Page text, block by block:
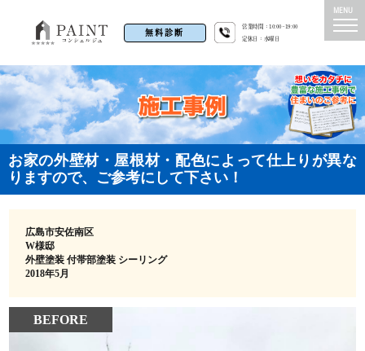
無料診断
営業時間：10:00~19:00
定休日：水曜日
お家の外壁材・屋根材・配色によって仕上りが異な
りますので、ご参考にして下さい！
広島市安佐南区
W様邸
外壁塗装 付帯部塗装 シーリング
2018年5月
BEFORE